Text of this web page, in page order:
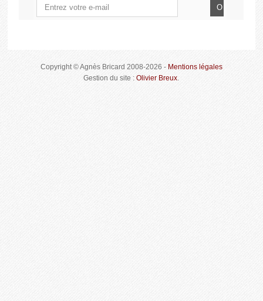
Copyright © Agnès Bricard 2008-2026 - Mentions légales
Gestion du site :Olivier Breux.